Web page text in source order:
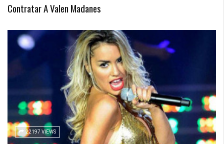
Contratar A Valen Madanes
22197 VIEWS